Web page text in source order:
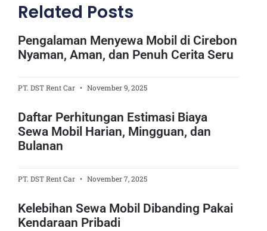
Related Posts
Pengalaman Menyewa Mobil di Cirebon
Nyaman, Aman, dan Penuh Cerita Seru
PT. DST Rent Car November 9, 2025
Daftar Perhitungan Estimasi Biaya
Sewa Mobil Harian, Mingguan, dan
Bulanan
PT. DST Rent Car November 7, 2025
Kelebihan Sewa Mobil Dibanding Pakai
Kendaraan Pribadi